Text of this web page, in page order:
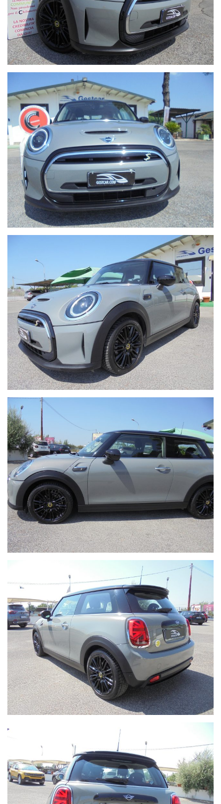
Telefono: 0774 353751
Cellulare: 347 1071745 / 340 4884859
Visita il nostro sito: gestcar.it
Nota importante: il prezzo esposto non include il Passaggio di
Proprietà, che viene effettuato direttamente in sede tramite la
nostra Agenzia Pratiche Auto, con registrazione in tempo reale.
perdere la tua occasione!